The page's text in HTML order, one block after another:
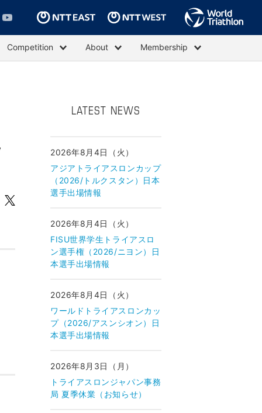
Competition About Membership
LATEST NEWS
2026年8月4日（火）
アジアトライアスロンカップ
（2026/トルクスタン）日本
選手出場情報
2026年8月4日（火）
FISU世界学生トライアスロ
ン選手権（2026/ニヨン）日
本選手出場情報
2026年8月4日（火）
ワールドトライアスロンカッ
プ（2026/アスンシオン）日
本選手出場情報
2026年8月3日（月）
トライアスロンジャパン事務
局 夏季休業（お知らせ）